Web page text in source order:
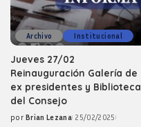
Archivo Institucional
Jueves 27/02
Reinauguración Galería de
ex presidentes y Biblioteca
del Consejo
Posted
por Brian Lezana 25/02/2025